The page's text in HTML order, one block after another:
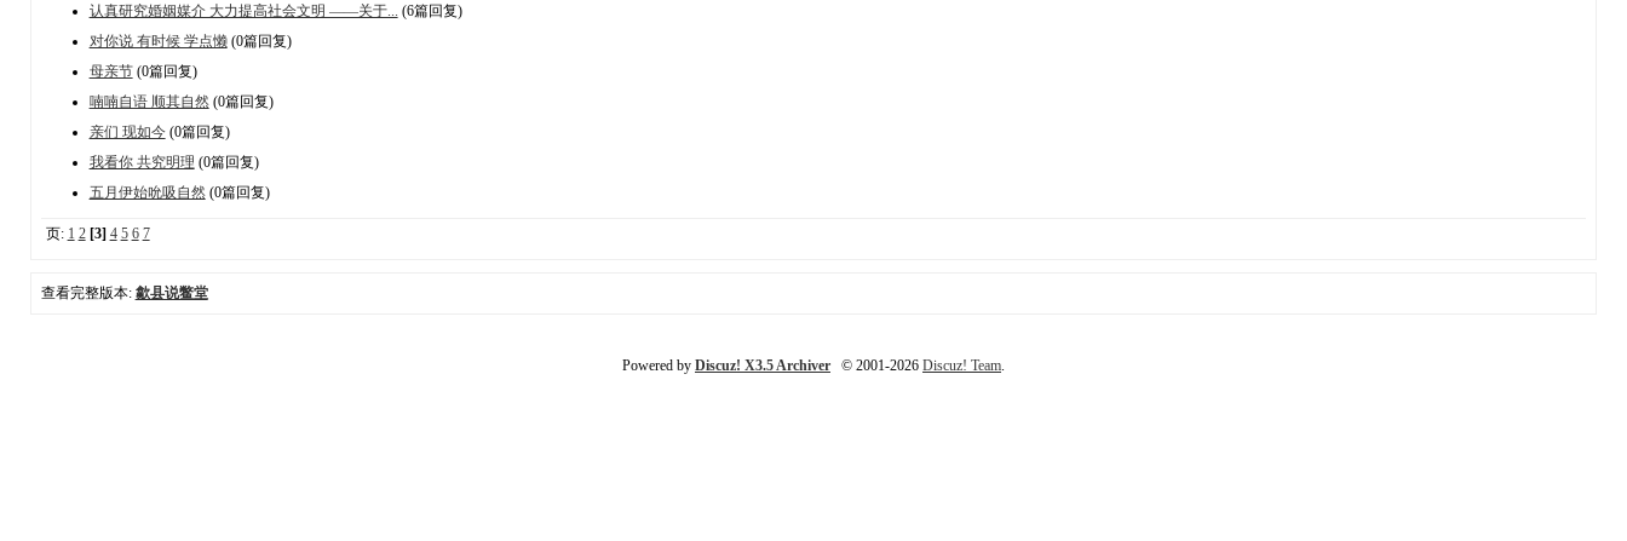
认真研究婚姻媒介 大力提高社会文明 ——关于... (6篇回复)
对你说 有时候 学点懒(0篇回复)
母亲节(0篇回复)
喃喃自语 顺其自然(0篇回复)
亲们 现如今(0篇回复)
我看你 共究明理 (0篇回复)
五月伊始吮吸自然(0篇回复)
页: 1 2 [3] 4 5 6 7
查看完整版本: 歙县说鳖堂
Powered by Discuz! X3.5 Archiver © 2001-2026 Discuz! Team.